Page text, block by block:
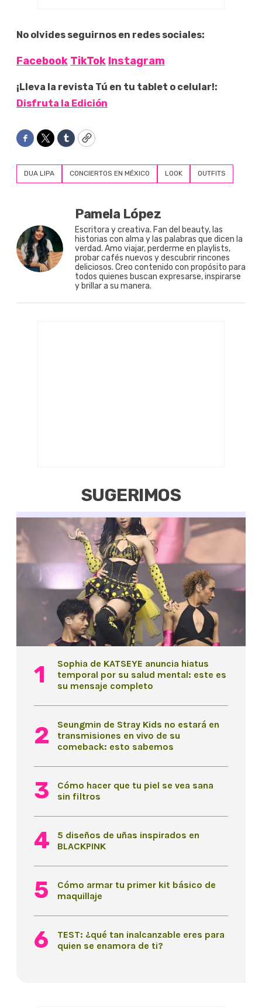
No olvides seguirnos en redes sociales:
Facebook TikTok Instagram
¡Lleva la revista Tú en tu tablet o celular!:
Disfruta la Edición
Facebook
TwitterTumblrCopy
DUA LIPA CONCIERTOS EN MÉXICO LOOK OUTFITS
Pamela López
Escritora y creativa. Fan del beauty, las
historias con alma y las palabras que dicen la
verdad. Amo viajar, perderme en playlists,
probar cafés nuevos y descubrir rincones
deliciosos. Creo contenido con propósito para
todos quienes buscan expresarse, inspirarse
y brillar a su manera.
SUGERIMOS
Sophia de KATSEYE anuncia hiatus
temporal por su salud mental: este es
su mensaje completo
Seungmin de Stray Kids no estará en
transmisiones en vivo de su
comeback: esto sabemos
Cómo hacer que tu piel se vea sana
sin filtros
5 diseños de uñas inspirados en
BLACKPINK
Cómo armar tu primer kit básico de
maquillaje
TEST: ¿qué tan inalcanzable eres para
quien se enamora de ti?